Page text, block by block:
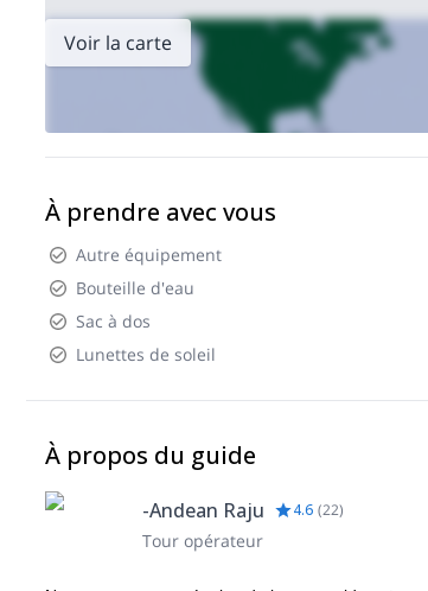
Voir la carte
À prendre avec vous
Autre équipement
Bouteille d'eau
Sac à dos
Lunettes de soleil
À propos du guide
-Andean Raju 4.6 (22)
Tour opérateur